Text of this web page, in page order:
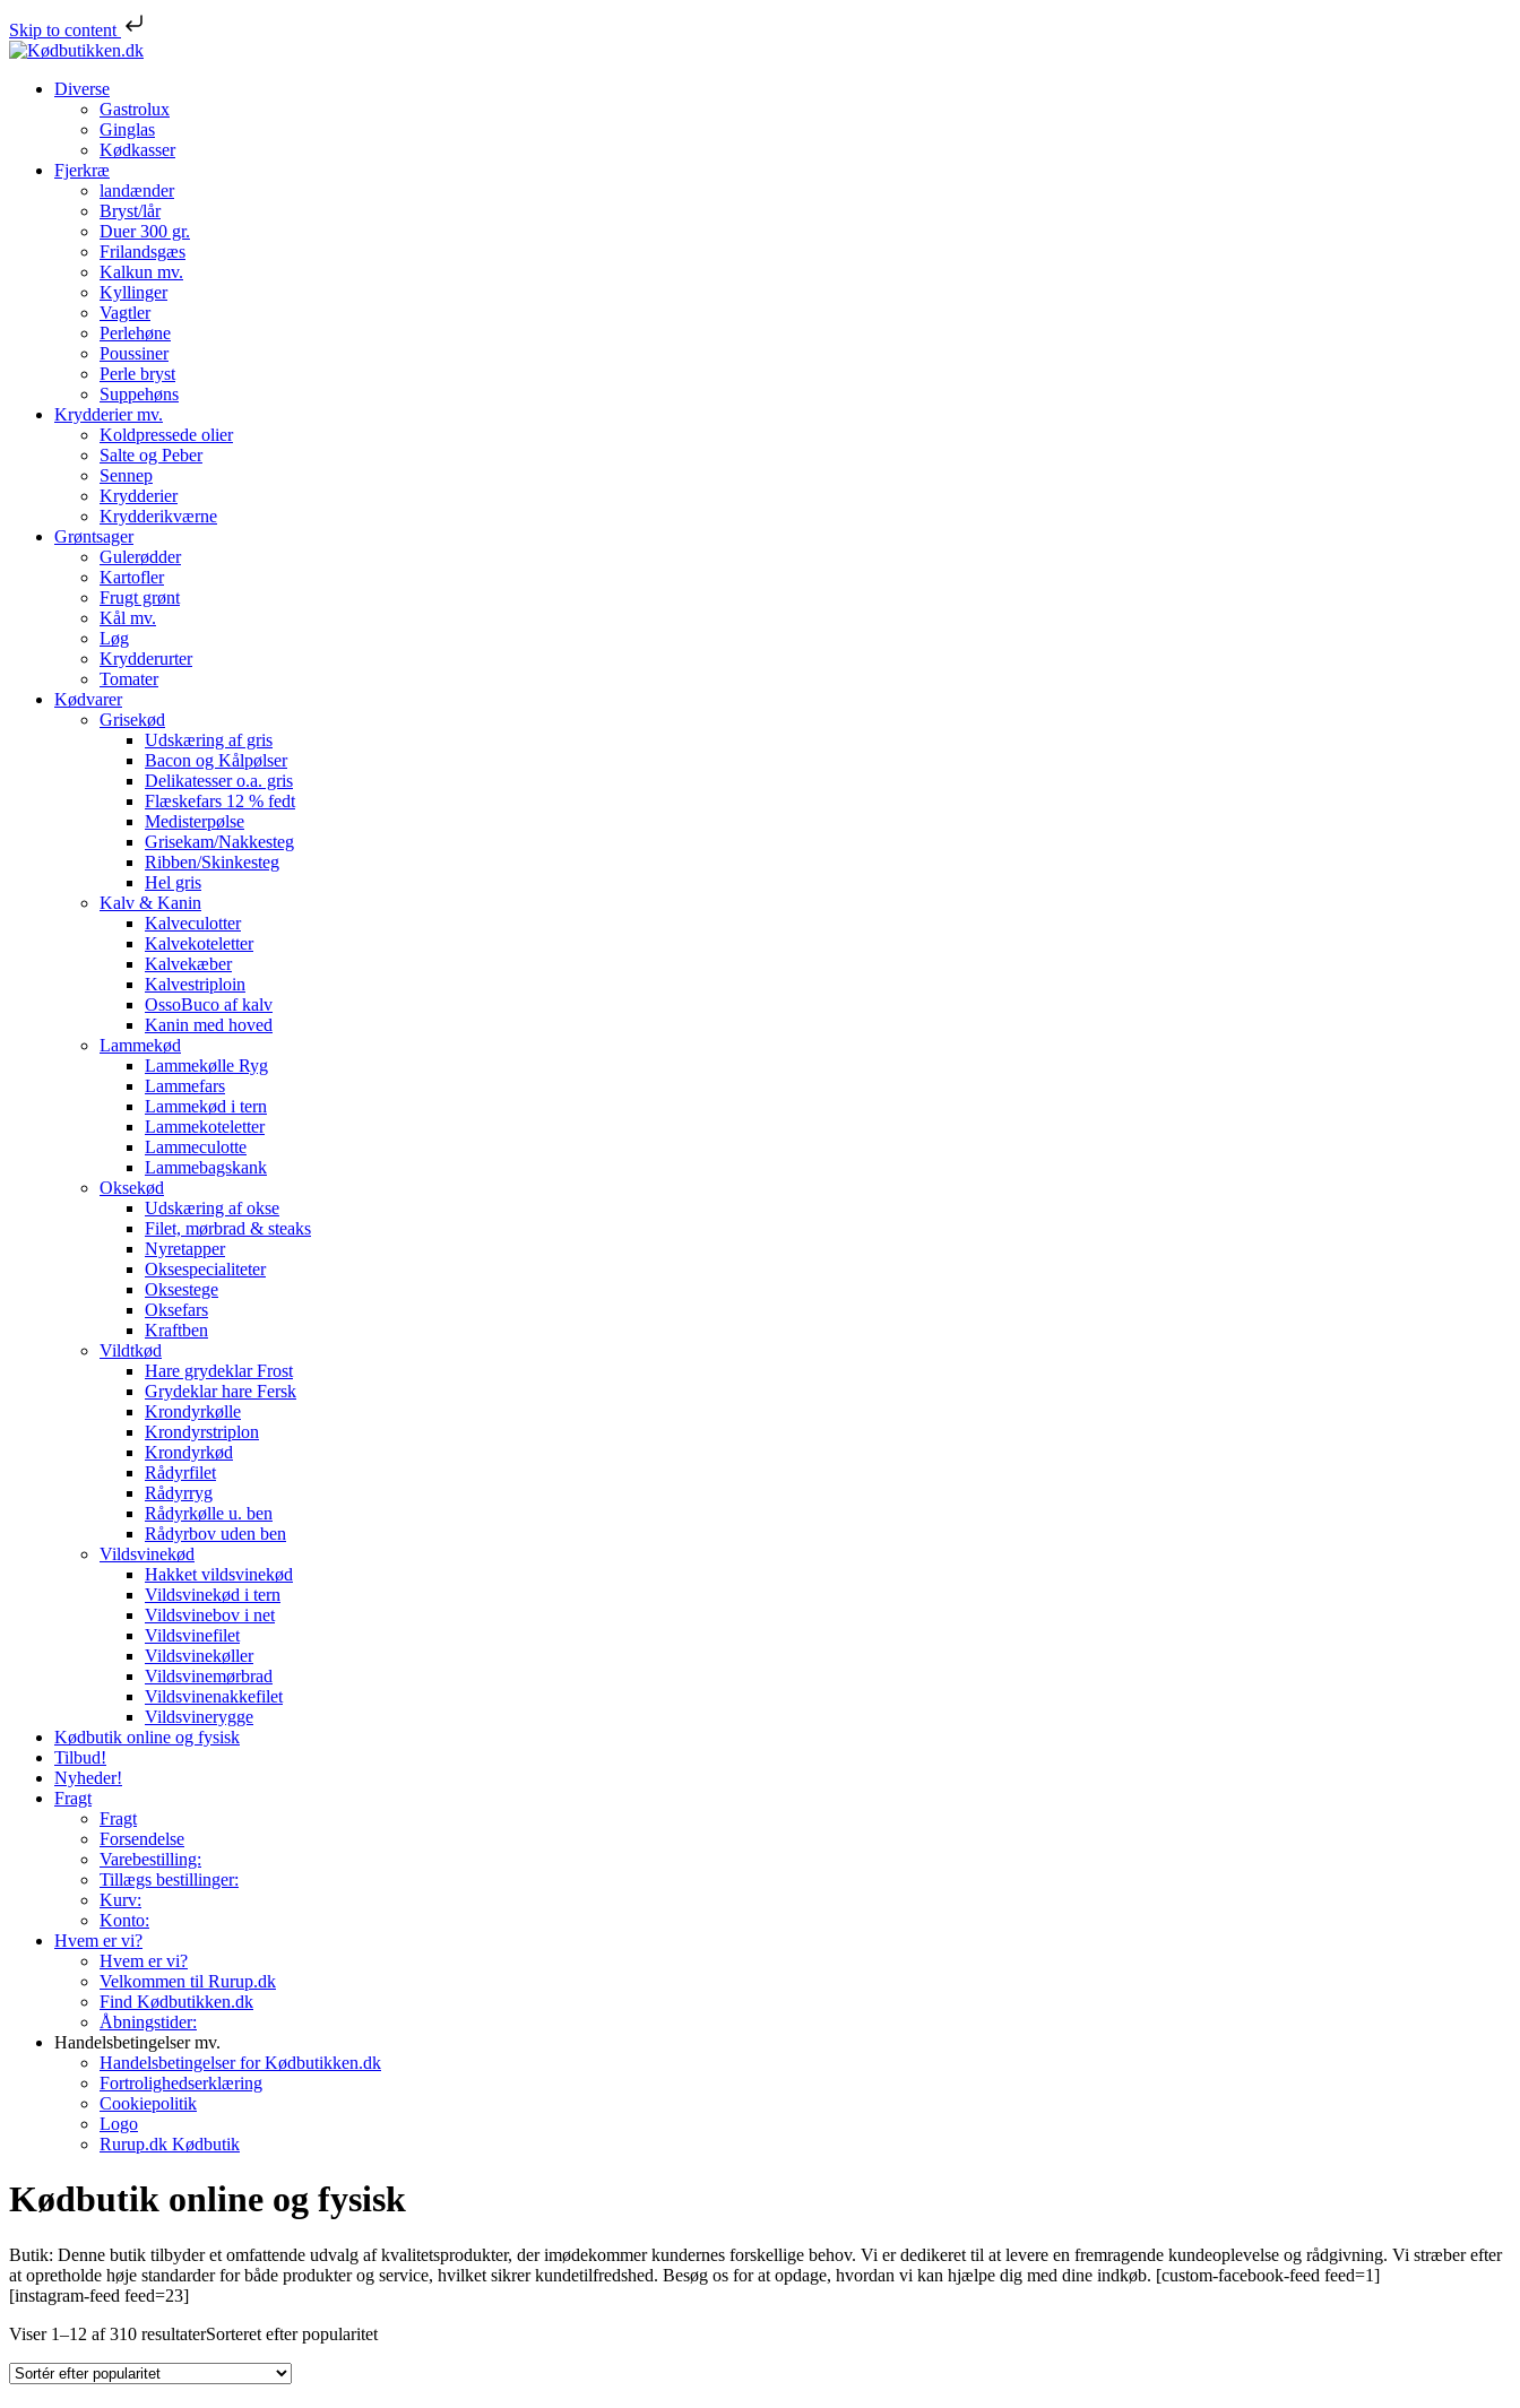
Skip to content
Diverse
Gastrolux
Ginglas
Kødkasser
Fjerkræ
landænder
Bryst/lår
Duer 300 gr.
Frilandsgæs
Kalkun mv.
Kyllinger
Vagtler
Perlehøne
Poussiner
Perle bryst
Suppehøns
Krydderier mv.
Koldpressede olier
Salte og Peber
Sennep
Krydderier
Krydderikværne
Grøntsager
Gulerødder
Kartofler
Frugt grønt
Kål mv.
Løg
Krydderurter
Tomater
Kødvarer
Grisekød
Udskæring af gris
Bacon og Kålpølser
Delikatesser o.a. gris
Flæskefars 12 % fedt
Medisterpølse
Grisekam/Nakkesteg
Ribben/Skinkesteg
Hel gris
Kalv & Kanin
Kalveculotter
Kalvekoteletter
Kalvekæber
Kalvestriploin
OssoBuco af kalv
Kanin med hoved
Lammekød
Lammekølle Ryg
Lammefars
Lammekød i tern
Lammekoteletter
Lammeculotte
Lammebagskank
Oksekød
Udskæring af okse
Filet, mørbrad & steaks
Nyretapper
Oksespecialiteter
Oksestege
Oksefars
Kraftben
Vildtkød
Hare grydeklar Frost
Grydeklar hare Fersk
Krondyrkølle
Krondyrstriplon
Krondyrkød
Rådyrfilet
Rådyrryg
Rådyrkølle u. ben
Rådyrbov uden ben
Vildsvinekød
Hakket vildsvinekød
Vildsvinekød i tern
Vildsvinebov i net
Vildsvinefilet
Vildsvinekøller
Vildsvinemørbrad
Vildsvinenakkefilet
Vildsvinerygge
Kødbutik online og fysisk
Tilbud!
Nyheder!
Fragt
Fragt
Forsendelse
Varebestilling:
Tillægs bestillinger:
Kurv:
Konto:
Hvem er vi?
Hvem er vi?
Velkommen til Rurup.dk
Find Kødbutikken.dk
Åbningstider:
Handelsbetingelser mv.
Handelsbetingelser for Kødbutikken.dk
Fortrolighedserklæring
Cookiepolitik
Logo
Rurup.dk Kødbutik
Kødbutik online og fysisk
Butik: Denne butik tilbyder et omfattende udvalg af kvalitetsprodukter, der imødekommer kundernes forskellige behov. Vi er dedikeret til at levere en fremragende kundeoplevelse og rådgivning. Vi stræber efter
at opretholde høje standarder for både produkter og service, hvilket sikrer kundetilfredshed. Besøg os for at opdage, hvordan vi kan hjælpe dig med dine indkøb. [custom-facebook-feed feed=1]
[instagram-feed feed=23]
Viser 1–12 af 310 resultaterSorteret efter popularitet